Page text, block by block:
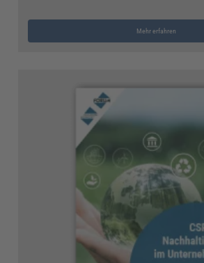
Mehr erfahren